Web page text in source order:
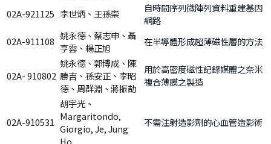
02A-921125 李世炳、王孫崇
自時間序列微陣列資料重建基因
網路
02A-911108 姚永德、蔡志申、聶
亨雲、楊正旭
在半導體形成超薄磁性層的方法
02A- 910802
姚永德、郭博成、陳
勝吉、孫安正、李昭
德、周群淵、蔣振劼
用於高密度磁性記錄媒體之奈米
複合薄膜之製造
02A-910531
胡宇光、
Margaritondo,
Giorgio, Je, Jung
Ho
不需注射造影劑的心血管造影術